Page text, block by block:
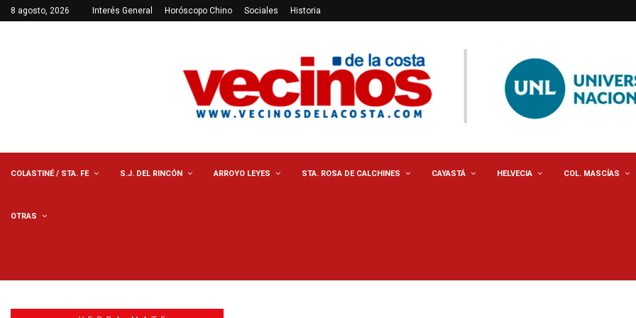
8 agosto, 2026 Interés General Horóscopo Chino Sociales Historia
COLASTINÉ / STA. FE S.J. DEL RINCÓN ARROYO LEYES STA. ROSA DE CALCHINES CAYASTÁ HELVECIA COL. MASCÍAS
OTRAS